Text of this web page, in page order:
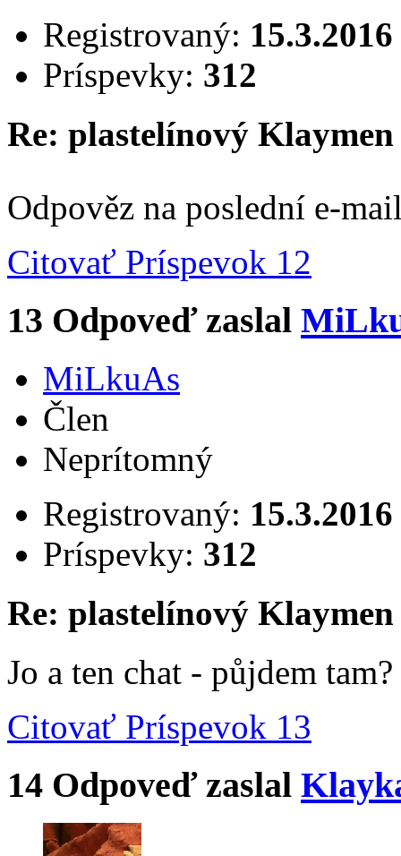
Registrovaný: 15.3.2016
Príspevky: 312
Re: plastelínový Klaymen
Odpověz na poslední e-
Citovať Príspevok 12
13 Odpoveď zaslal
MiLkuAs
Člen
Neprítomný
Registrovaný: 15.3.2016
Príspevky: 312
Re: plastelínový Klaymen
Jo a ten chat - půjdem tam?
Citovať Príspevok 13
14 Odpoveď zaslal